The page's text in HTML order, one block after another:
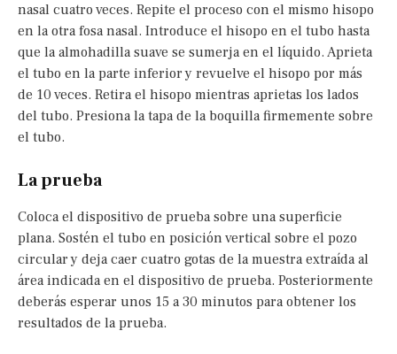
nasal cuatro veces. Repite el proceso con el mismo hisopo
en la otra fosa nasal. Introduce el hisopo en el tubo hasta
que la almohadilla suave se sumerja en el líquido. Aprieta
el tubo en la parte inferior y revuelve el hisopo por más
de 10 veces. Retira el hisopo mientras aprietas los lados
del tubo. Presiona la tapa de la boquilla firmemente sobre
el tubo.
La prueba
Coloca el dispositivo de prueba sobre una superficie
plana. Sostén el tubo en posición vertical sobre el pozo
circular y deja caer cuatro gotas de la muestra extraída al
área indicada en el dispositivo de prueba. Posteriormente
deberás esperar unos 15 a 30 minutos para obtener los
resultados de la prueba.